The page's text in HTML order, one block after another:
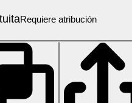
Requiere atribución